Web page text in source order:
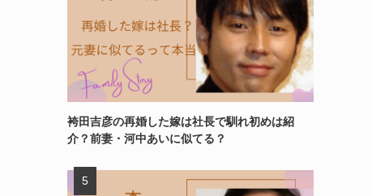
袴田吉彦の再婚した嫁は社長で馴れ初めは紹
介？前妻・河中あいに似てる？